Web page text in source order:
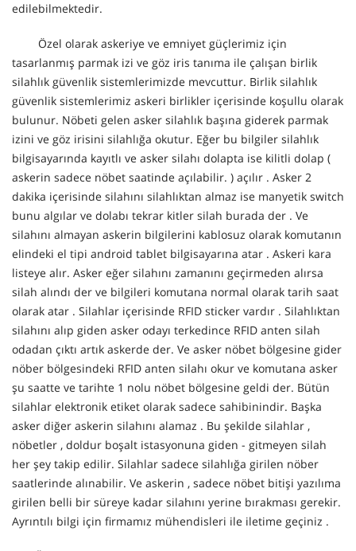
edilebilmektedir.
Özel olarak askeriye ve emniyet güçlerimiz için
tasarlanmış parmak izi ve göz iris tanıma ile çalışan birlik
silahlık güvenlik sistemlerimizde mevcuttur. Birlik silahlık
güvenlik sistemlerimiz askeri birlikler içerisinde koşullu olarak
bulunur. Nöbeti gelen asker silahlık başına giderek parmak
izini ve göz irisini silahlığa okutur. Eğer bu bilgiler silahlık
bilgisayarında kayıtlı ve asker silahı dolapta ise kilitli dolap (
askerin sadece nöbet saatinde açılabilir. ) açılır . Asker 2
dakika içerisinde silahını silahlıktan almaz ise manyetik switch
bunu algılar ve dolabı tekrar kitler silah burada der . Ve
silahını almayan askerin bilgilerini kablosuz olarak komutanın
elindeki el tipi android tablet bilgisayarına atar . Askeri kara
listeye alır. Asker eğer silahını zamanını geçirmeden alırsa
silah alındı der ve bilgileri komutana normal olarak tarih saat
olarak atar . Silahlar içerisinde RFID sticker vardır . Silahlıktan
silahını alıp giden asker odayı terkedince RFID anten silah
odadan çıktı artık askerde der. Ve asker nöbet bölgesine gider
nöber bölgesindeki RFID anten silahı okur ve komutana asker
şu saatte ve tarihte 1 nolu nöbet bölgesine geldi der. Bütün
silahlar elektronik etiket olarak sadece sahibinindir. Başka
asker diğer askerin silahını alamaz . Bu şekilde silahlar ,
nöbetler , doldur boşalt istasyonuna giden - gitmeyen silah
her şey takip edilir. Silahlar sadece silahlığa girilen nöber
saatlerinde alınabilir. Ve askerin , sadece nöbet bitişi yazılıma
girilen belli bir süreye kadar silahını yerine bırakması gerekir.
Ayrıntılı bilgi için firmamız mühendisleri ile iletime geçiniz .